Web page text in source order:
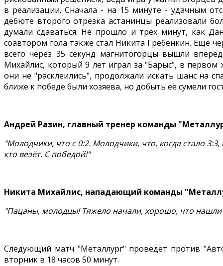
в реализации. Сначала - на 15 минуте - удачным
дебюте второго отрезка астанинцы реализовали
думали сдаваться. Не прошло и трёх минут, как
соавтором гола также стал Никита Гребёнкин. Ещё
всего через 35 секунд магнитогорцы вышли
Михайлис, который 9 лет играл за "Барыс", в
они не "расклеились", продолжали искать шанс на
ближе к победе были хозяева, но добыть её сумели
Андрей Разин, главный тренер команды
"Молодчики, что с 0:2. Молодчики, что, когда стало
кто везёт. С победой!"
Никита Михайлис, нападающий команды
"Пацаны, молодцы! Тяжело начали, хорошо, что
Следующий матч "Металлург" проведёт против
вторник в 18 часов 50 минут.